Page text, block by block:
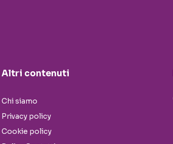
Altri contenuti
Chi siamo
Privacy policy
Cookie policy